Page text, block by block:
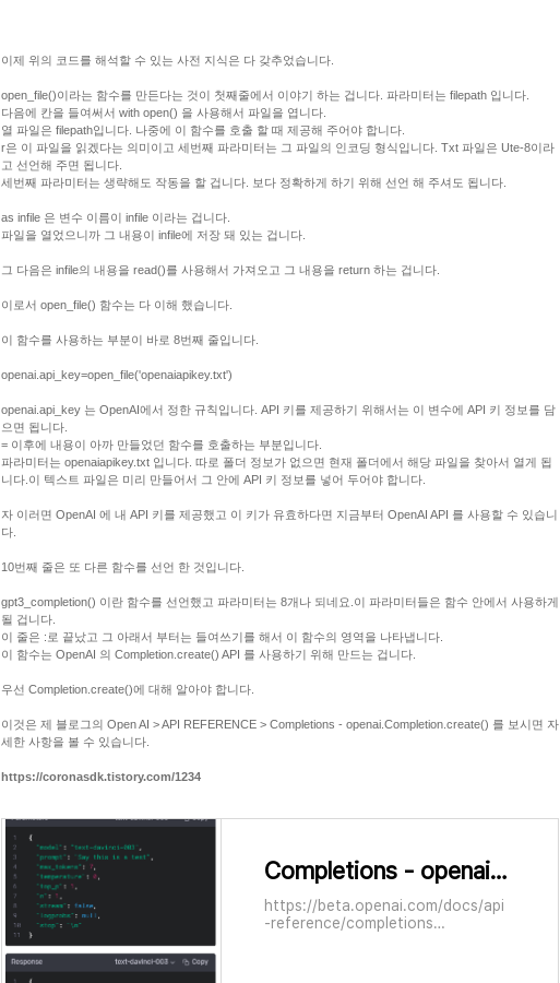
이제 위의 코드를 해석할 수 있는 사전 지식은 다 갖추었습니다.
open_file()이라는 함수를 만든다는 것이 첫째줄에서 이야기 하는 겁니다. 파라미터는 filepath 입니다.
다음에 칸을 들여써서 with open() 을 사용해서 파일을 엽니다.
열 파일은 filepath입니다. 나중에 이 함수를 호출 할 때 제공해 주어야 합니다.
r은 이 파일을 읽겠다는 의미이고 세번째 파라미터는 그 파일의 인코딩 형식입니다. Txt 파일은 Ute-8이라
고 선언해 주면 됩니다.
세번째 파라미터는 생략해도 작동을 할 겁니다. 보다 정확하게 하기 위해 선언 해 주셔도 됩니다.
as infile 은 변수 이름이 infile 이라는 겁니다.
파일을 열었으니까 그 내용이 infile에 저장 돼 있는 겁니다.
그 다음은 infile의 내용을 read()를 사용해서 가져오고 그 내용을 return 하는 겁니다.
이로서 open_file() 함수는 다 이해 했습니다.
이 함수를 사용하는 부분이 바로 8번째 줄입니다.
openai.api_key=open_file('openaiapikey.txt')
openai.api_key 는 OpenAI에서 정한 규칙입니다. API 키를 제공하기 위해서는 이 변수에 API 키 정보를 담
으면 됩니다.
= 이후에 내용이 아까 만들었던 함수를 호출하는 부분입니다.
파라미터는 openaiapikey.txt 입니다. 따로 폴더 정보가 없으면 현재 폴더에서 해당 파일을 찾아서 열게 됩
니다. 이 텍스트 파일은 미리 만들어서 그 안에 API 키 정보를 넣어 두어야 합니다.
자 이러면 OpenAI 에 내 API 키를 제공했고 이 키가 유효하다면 지금부터 OpenAI API 를 사용할 수 있습니
다.
10번째 줄은 또 다른 함수를 선언 한 것입니다.
gpt3_completion() 이란 함수를 선언했고 파라미터는 8개나 되네요. 이 파라미터들은 함수 안에서 사용하게
될 겁니다.
이 줄은 :로 끝났고 그 아래서 부터는 들여쓰기를 해서 이 함수의 영역을 나타냅니다.
이 함수는 OpenAI 의 Completion.create() API 를 사용하기 위해 만드는 겁니다.
우선 Completion.create()에 대해 알아야 합니다.
이것은 제 블로그의 Open AI > API REFERENCE > Completions - openai.Completion.create() 를 보시면 자
세한 사항을 볼 수 있습니다.
https://coronasdk.tistory.com/1234
Completions - openai.Completion.create()
https://beta.openai.com/docs/api
-reference/completions